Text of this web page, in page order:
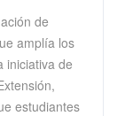
de
amplía los
iniciativa de
estudiantes